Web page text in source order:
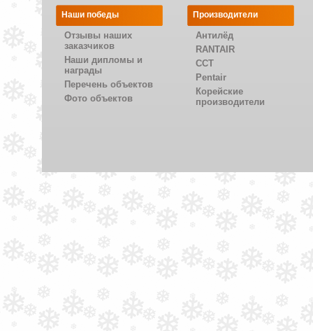
Наши победы
Отзывы наших
заказчиков
Наши дипломы и
награды
Перечень объектов
Фото объектов
Производители
Антилёд
RANTAIR
CCT
Pentair
Корейские
производители